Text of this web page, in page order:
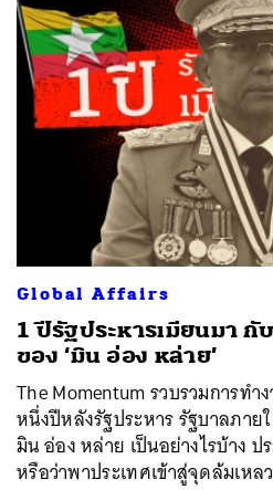
Global Affairs
1 ปีรัฐประหารเมียนมา กั
ของ ‘มิน อ่อง หล่าย’
The Momentum รวบรวมการท
หนึ่งปีหลังรัฐประหาร รัฐบาลภาย
มิน อ่อง หล่าย เป็นอย่างไรบ้าง
หรือว่าพาประเทศเข้าสู่จุดล้มเหล